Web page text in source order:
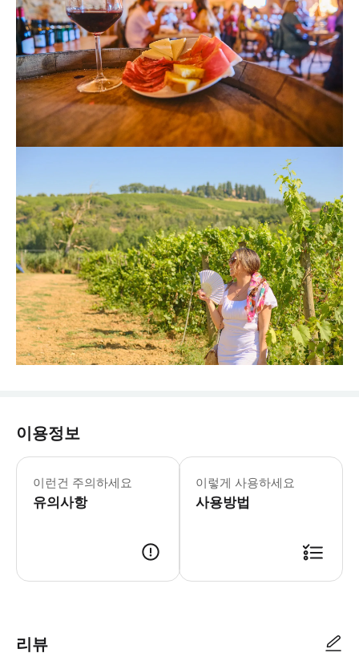
이용정보
이런건 주의하세요
유의사항
이렇게 사용하세요
사용방법
리뷰